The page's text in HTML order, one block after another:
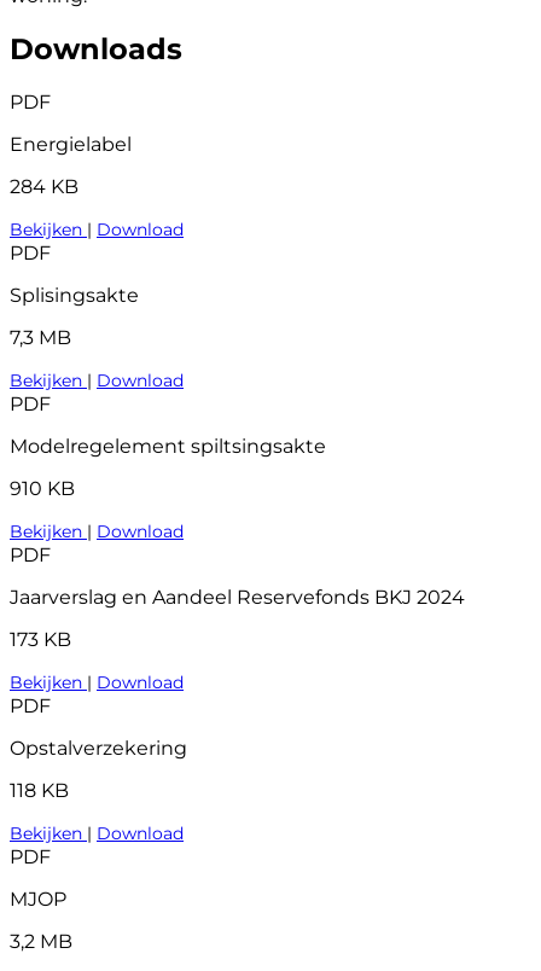
Downloads
PDF
Energielabel
284 KB
Bekijken | Download
PDF
Splisingsakte
7,3 MB
Bekijken | Download
PDF
Modelregelement spiltsingsakte
910 KB
Bekijken | Download
PDF
Jaarverslag en Aandeel Reservefonds BKJ 2024
173 KB
Bekijken | Download
PDF
Opstalverzekering
118 KB
Bekijken | Download
PDF
MJOP
3,2 MB